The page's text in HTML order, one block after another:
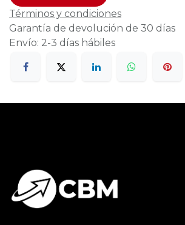
Términos y condiciones
Garantía de devolución de 30 días
Envío: 2-3 días hábiles